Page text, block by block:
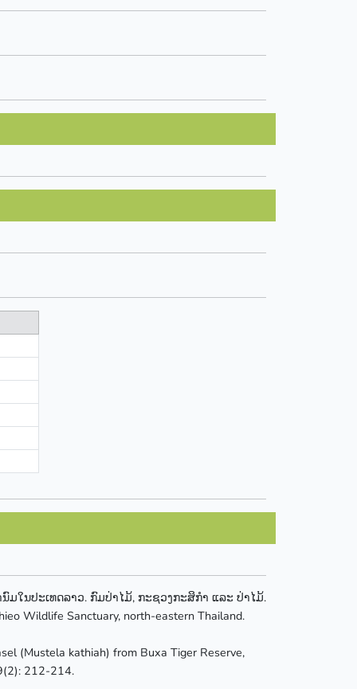
ໃນປະເທດລາວ. ກົມປ່າໄມ້, ກະຊວງກະສິກຳ ແລະ ປ່າໄມ້.
Wildlife Sanctuary, north-eastern Thailand.
(Mustela kathiah) from Buxa Tiger Reserve,
212-214.